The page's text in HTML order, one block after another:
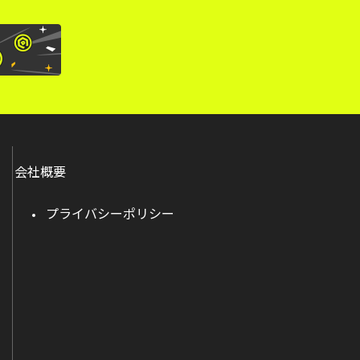
会社概要
プライバシーポリシー